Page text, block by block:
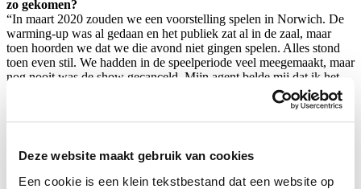
Deze website maakt gebruik van cookies
Een cookie is een klein tekstbestand dat een website op
zo gekomen?
“In maart 2020 zouden we een voorstelling spelen in Norwich. De
warming-up was al gedaan en het publiek zat al in de zaal, maar
toen hoorden we dat we die avond niet gingen spelen. Alles stond
toen even stil. We hadden in de speelperiode veel meegemaakt, maar
nog nooit was de show gecanceld. Mijn agent belde mij dat ik het
land moest verlaten omdat de grenzen zouden gaan sluiten. Twee
Nederlandse maatschappij in deze moeilijke periode. Tijdens mijn
bachelor aan Fontys werkte ik in de ouderenzorg, waardoor ik mij